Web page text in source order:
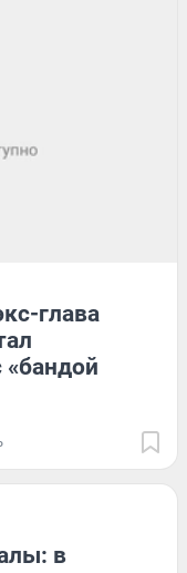
глава
«бандой
в